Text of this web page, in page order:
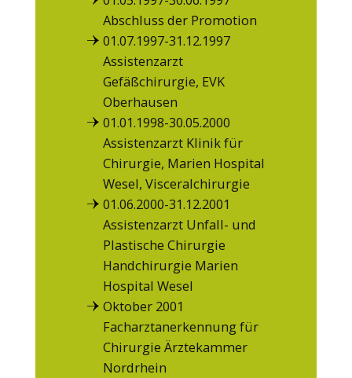
Abschluss der Promotion
01.07.1997-31.12.1997
Assistenzarzt
Gefäßchirurgie, EVK
Oberhausen
01.01.1998-30.05.2000
Assistenzarzt Klinik für
Chirurgie, Marien Hospital
Wesel, Visceralchirurgie
01.06.2000-31.12.2001
Assistenzarzt Unfall- und
Plastische Chirurgie
Handchirurgie Marien
Hospital Wesel
Oktober 2001
Facharztanerkennung für
Chirurgie Ärztekammer
Nordrhein